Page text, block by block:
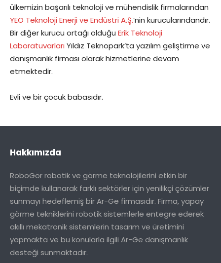
ülkemizin başarılı teknoloji ve mühendislik firmalarından
YEO Teknoloji Enerji ve Endüstri A.Ş.’nin kurucularındandır.
Bir diğer kurucu ortağı olduğu Erik Teknoloji
Laboratuvarları Yıldız Teknopark’ta yazılım geliştirme ve
danışmanlık firması olarak hizmetlerine devam
etmektedir.
Evli ve bir çocuk babasıdır.
Hakkımızda
RoboGör robotik ve görme teknolojilerini etkin bir
biçimde kullanarak farklı sektörler için yenilikçi çözümler
sunmayı hedeflemiş bir Ar-Ge firmasıdır. Firma, yapay
görme tekniklerini robotik sistemlerle entegre ederek
akıllı mekatronik sistemlerin tasarım ve üretimini
yapmakta ve bu konularla ilgili Ar-Ge danışmanlık
desteği sunmaktadır.